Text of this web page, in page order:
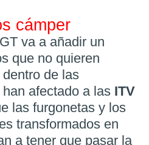
cámper
va a añadir un
que no quieren
de las
afectado a las ITV
las furgonetas y los
transformados en
a tener que pasar la